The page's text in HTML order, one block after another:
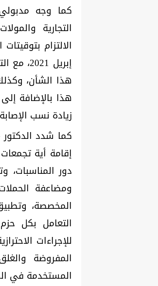
كما وجه مدبولي
التجارية
إبريل
هذا الشأن،
هذا بالإضافة إلى
زيادة نسب
كما شدد
إقامة أية
دور المناسبات،
ومضاعفة
المخصصة،
التعامل بكل
للإجراءات
المفروضة
المستخدمة في